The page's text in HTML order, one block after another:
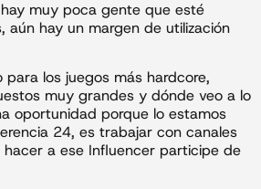
muy poca gente que esté
aún hay un margen de utilización
los juegos más hardcore,
muy grandes y dónde veo a lo
oportunidad porque lo estamos
24, es trabajar con canales
a ese Influencer participe de